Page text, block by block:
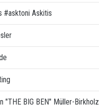
#asktoni Askitis
"THE BIG BEN" Müller-Birkholz